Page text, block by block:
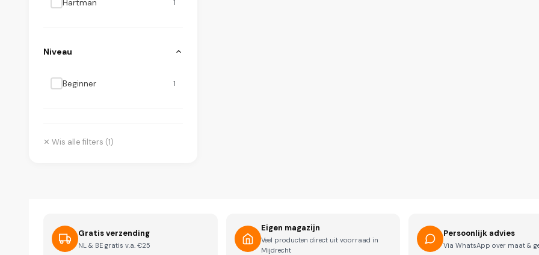
Hartman 1
Niveau
Beginner 1
✕ Wis alle filters (1)
Gratis verzending
NL & BE gratis v.a. €25
Eigen magazijn
Veel producten direct uit voorraad in
Mijdrecht
Persoonlijk advies
Via WhatsApp over maat &